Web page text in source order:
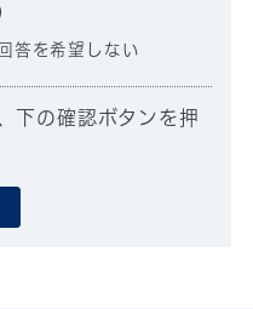
回答を希望しない
下の確認ボタンを押